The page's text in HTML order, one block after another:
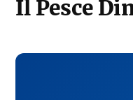
Il Pesce